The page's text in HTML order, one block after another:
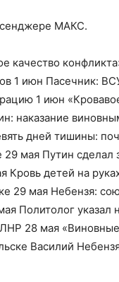
МАКС.
качество
1 июн Пасечник:
1 июн
наказание
дней тишины:
мая Путин сделал
Кровь детей на
29 мая Небензя:
Политолог указал
28 мая
Василий